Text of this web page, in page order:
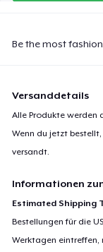
Be the most
Versanddetails
Alle Produkte werden
Wenn du jetzt
versandt.
Informationen
Estimated Shipping
Bestellungen für die
Werktagen eintreffen,